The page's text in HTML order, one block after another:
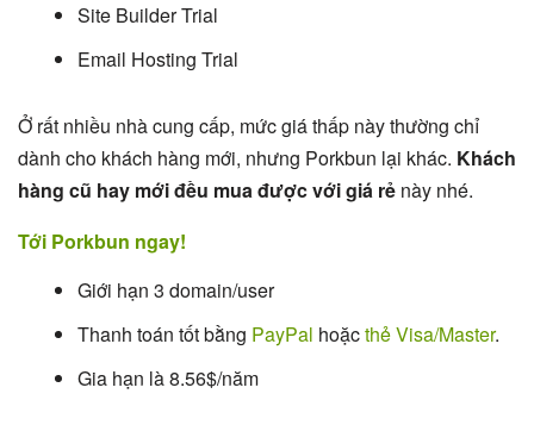
Site Builder Trial
Email Hosting Trial
Ở rất nhiều nhà cung cấp, mức giá thấp này thường chỉ
dành cho khách hàng mới, nhưng Porkbun lại khác. Khách
hàng cũ hay mới đều mua được với giá rẻnày nhé.
Tới Porkbun ngay!
Giới hạn 3 domain/user
Thanh toán tốt bằng PayPal hoặcthẻ Visa/Master.
Gia hạn là 8.56$/năm